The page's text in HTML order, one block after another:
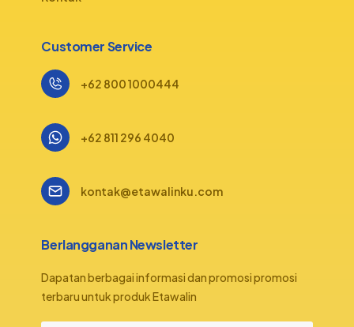
Customer Service
+62 800 1000444
+62 811 296 4040
kontak@etawalinku.com
Berlangganan Newsletter
Dapatan berbagai informasi dan promosi promosi
terbaru untuk produk Etawalin